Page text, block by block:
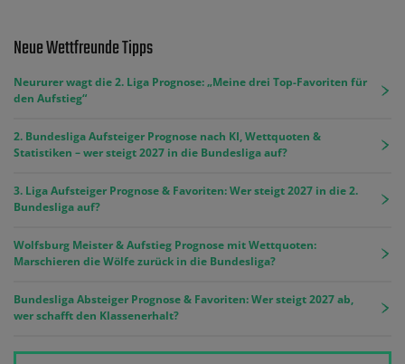
Neue Wettfreunde Tipps
Neururer wagt die 2. Liga Prognose: „Meine drei Top-Favoriten für
den Aufstieg“
2. Bundesliga Aufsteiger Prognose nach KI, Wettquoten &
Statistiken – wer steigt 2027 in die Bundesliga auf?
3. Liga Aufsteiger Prognose & Favoriten: Wer steigt 2027 in die 2.
Bundesliga auf?
Wolfsburg Meister & Aufstieg Prognose mit Wettquoten:
Marschieren die Wölfe zurück in die Bundesliga?
Bundesliga Absteiger Prognose & Favoriten: Wer steigt 2027 ab,
wer schafft den Klassenerhalt?